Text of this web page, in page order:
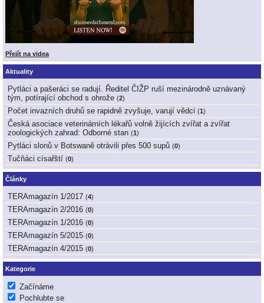
Přejít na videa
Aktuality
Pytláci a pašeráci se radují. Ředitel ČIŽP ruší mezinárodně uznávaný
tým, potírající obchod s ohrože (2)
Počet invazních druhů se rapidně zvyšuje, varují vědci (1)
Česká asociace veterinárních lékařů volně žijících zvířat a zvířat
zoologických zahrad: Odborné stan (1)
Pytláci slonů v Botswaně otrávili přes 500 supů (0)
Tučňáci císařští (0)
Články
TERAmagazín 1/2017 (4)
TERAmagazín 2/2016 (0)
TERAmagazín 1/2016 (0)
TERAmagazín 5/2015 (0)
TERAmagazín 4/2015 (0)
Kategorie
Začínáme
Pochlubte se